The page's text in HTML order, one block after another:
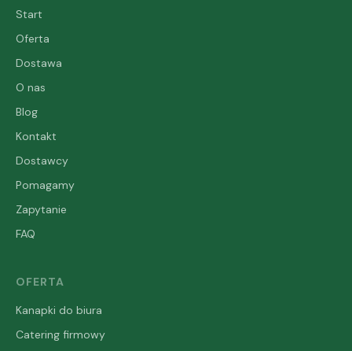
Start
Oferta
Dostawa
O nas
Blog
Kontakt
Dostawcy
Pomagamy
Zapytanie
FAQ
OFERTA
Kanapki do biura
Catering firmowy